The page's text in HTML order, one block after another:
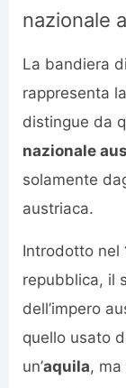
nazionale
La bandiera
rappresenta
distingue da
nazionale
solamente
austriaca.
Introdotto nel
repubblica, il
dell’impero
quello usato
un’aquila,